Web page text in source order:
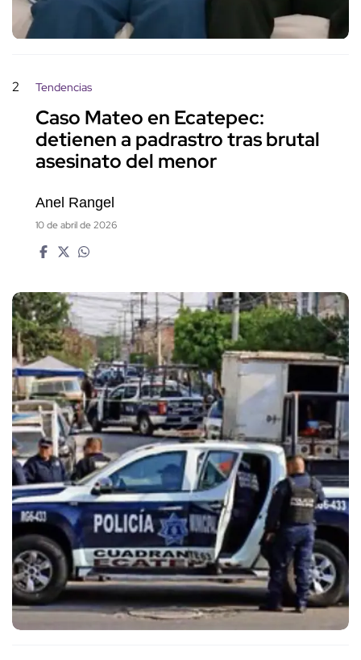
2 Tendencias
Caso Mateo en Ecatepec:
detienen a padrastro tras brutal
asesinato del menor
Anel Rangel
10 de abril de 2026